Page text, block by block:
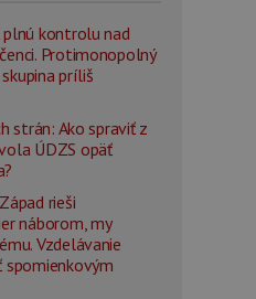
plnú kontrolu nad
Protimonopolný
príliš
strán: Ako spraviť z
ÚDZS opäť
rieši
náborom, my
Vzdelávanie
spomienkovým